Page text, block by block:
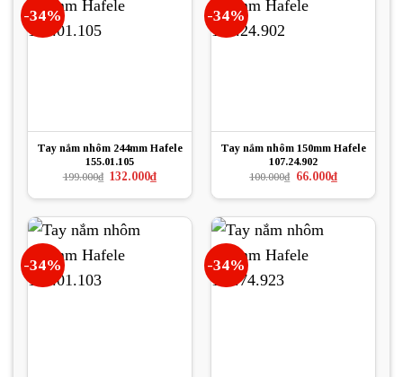
-34%
Tay nắm nhôm 244mm Hafele
155.01.105
199.000₫ Giá
là:
132.000₫Giá
hiện
tại
132.000₫.
-34%
Tay nắm nhôm 150mm Hafele
107.24.902
100.000₫ Giá
là:
66.000₫Giá
hiện
tại
66.000₫.
-34% -34%